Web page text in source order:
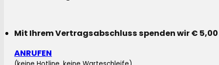
Mit Ihrem Vertragsabschluss spenden wir €
ANRUFEN